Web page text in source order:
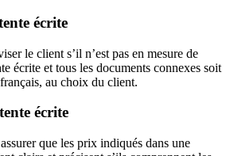
écrite
le client s’il n’est pas en mesure de
écrite et tous les documents connexes soit
au choix du client.
écrite
que les prix indiqués dans une